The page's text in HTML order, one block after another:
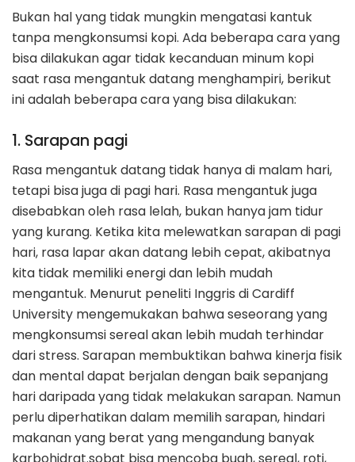
Bukan hal yang tidak mungkin mengatasi kantuk
tanpa mengkonsumsi kopi. Ada beberapa cara yang
bisa dilakukan agar tidak kecanduan minum kopi
saat rasa mengantuk datang menghampiri, berikut
ini adalah beberapa cara yang bisa dilakukan:
1. Sarapan pagi
Rasa mengantuk datang tidak hanya di malam hari,
tetapi bisa juga di pagi hari. Rasa mengantuk juga
disebabkan oleh rasa lelah, bukan hanya jam tidur
yang kurang. Ketika kita melewatkan sarapan di pagi
hari, rasa lapar akan datang lebih cepat, akibatnya
kita tidak memiliki energi dan lebih mudah
mengantuk. Menurut peneliti Inggris di Cardiff
University mengemukakan bahwa seseorang yang
mengkonsumsi sereal akan lebih mudah terhindar
dari stress. Sarapan membuktikan bahwa kinerja fisik
dan mental dapat berjalan dengan baik sepanjang
hari daripada yang tidak melakukan sarapan. Namun
perlu diperhatikan dalam memilih sarapan, hindari
makanan yang berat yang mengandung banyak